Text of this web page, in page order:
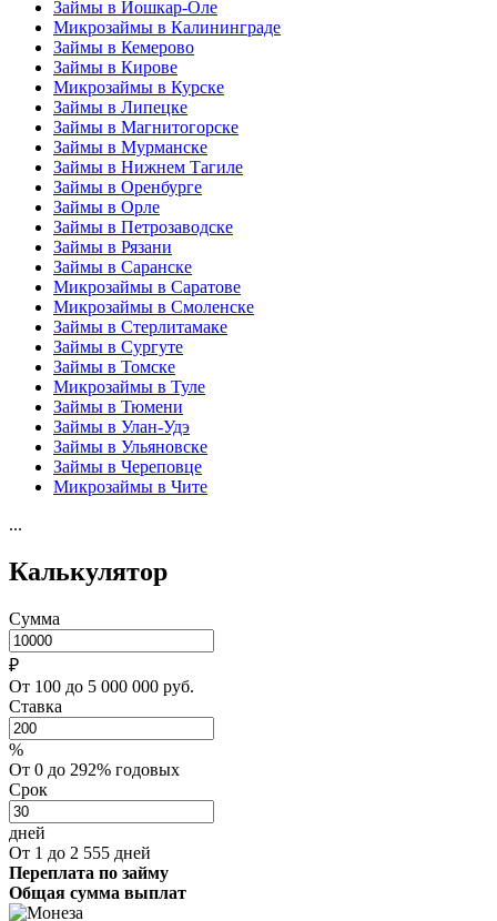
Займы в Йошкар-Оле
Микрозаймы в Калининграде
Займы в Кемерово
Займы в Кирове
Микрозаймы в Курске
Займы в Липецке
Займы в Магнитогорске
Займы в Мурманске
Займы в Нижнем Тагиле
Займы в Оренбурге
Займы в Орле
Займы в Петрозаводске
Займы в Рязани
Займы в Саранске
Микрозаймы в Саратове
Микрозаймы в Смоленске
Займы в Стерлитамаке
Займы в Сургуте
Займы в Томске
Микрозаймы в Туле
Займы в Тюмени
Займы в Улан-Удэ
Займы в Ульяновске
Займы в Череповце
Микрозаймы в Чите
...
Калькулятор
Сумма
₽
От 100 до 5 000 000 руб.
Ставка
%
От 0 до 292% годовых
Срок
дней
От 1 до 2 555 дней
Переплата по займу
Общая сумма выплат